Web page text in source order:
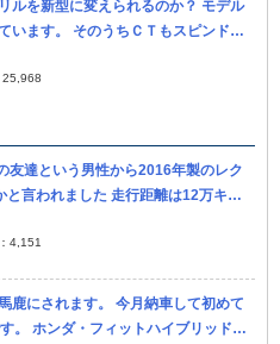
ルを新型に変えられるのか？ モデル
います。 そのうちＣＴもスピンドル
いましたが 案の定モデルチェンジで
25,968
友達という男性から2016年製のレク
言われました 走行距離は12万キロ
載可能です。 車検がないの...
4,151
鹿にされます。 今月納車して初めて
。 ホンダ・フィットハイブリッドS